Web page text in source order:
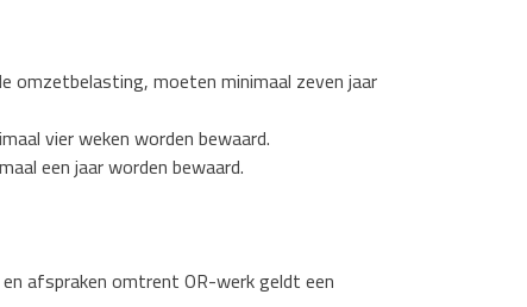
omzetbelasting, moeten minimaal zeven jaar
vier weken worden bewaard.
een jaar worden bewaard.
afspraken omtrent OR-werk geldt een